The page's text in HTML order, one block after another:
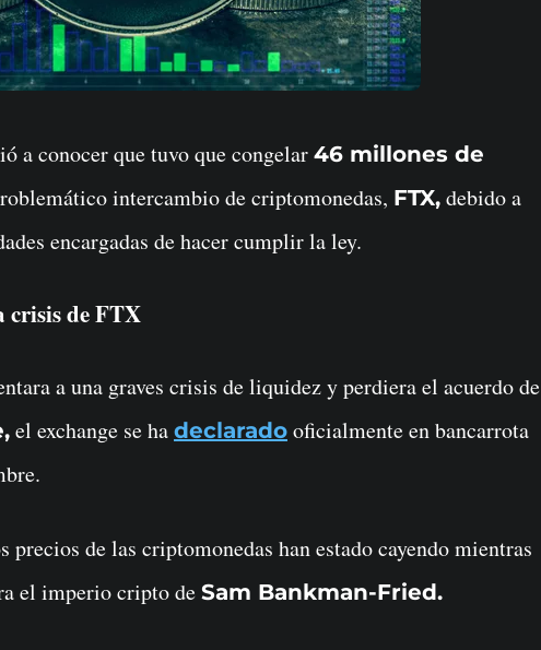
a conocer que tuvo que congelar 46 millones de
intercambio de criptomonedas, FTX, debido a
encargadas de hacer cumplir la ley.
crisis de FTX
a una graves crisis de liquidez y perdiera el acuerdo de
el exchange se ha declarado oficialmente en bancarrota
de las criptomonedas han estado cayendo mientras
el imperio cripto de Sam Bankman-Fried.